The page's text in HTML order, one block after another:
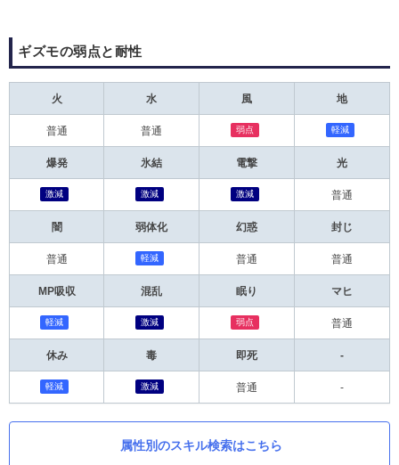
ギズモの弱点と耐性
火 水 風 地
普通 普通 弱点 軽減
爆発 氷結 電撃 光
激減 激減 激減 普通
闇 弱体化 幻惑 封じ
普通 軽減 普通 普通
MP吸収 混乱 眠り マヒ
軽減 激減 弱点 普通
休み 毒 即死 -
軽減 激減 普通 -
属性別のスキル検索はこちら